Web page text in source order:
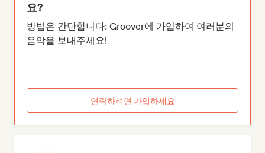
요?
방법은 간단합니다: Groover에 가입하여 여러분의
음악을 보내주세요!
연락하려면 가입하세요